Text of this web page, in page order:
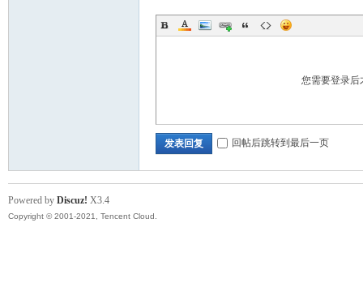
您需要登录
发表回复 回帖后跳转到最后一页
Powered by Discuz! X3.4
Copyright © 2001-2021, Tencent Cloud.